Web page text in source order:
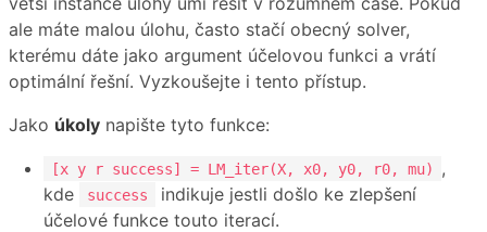
ale máte malou úlohu, často stačí obecný solver,
kterému dáte jako argument účelovou funkci a vrátí
optimální řešní. Vyzkoušejte i tento přístup.
Jako úkoly napište tyto funkce:
[x y r success] = LM_iter(X, x0, y0, r0, mu)
,
kde
success
indikuje jestli došlo ke zlepšení
účelové funkce touto iterací.